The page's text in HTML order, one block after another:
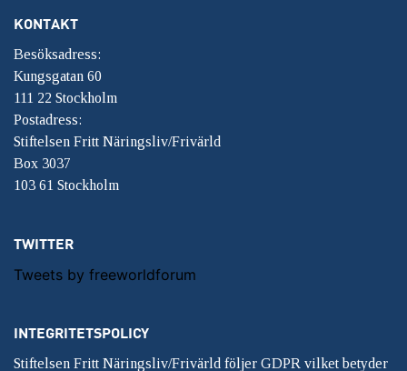
KONTAKT
Besöksadress:
Kungsgatan 60
111 22 Stockholm
Postadress:
Stiftelsen Fritt Näringsliv/Frivärld
Box 3037
103 61 Stockholm
TWITTER
Tweets by freeworldforum
INTEGRITETSPOLICY
Stiftelsen Fritt Näringsliv/Frivärld följer GDPR vilket betyder